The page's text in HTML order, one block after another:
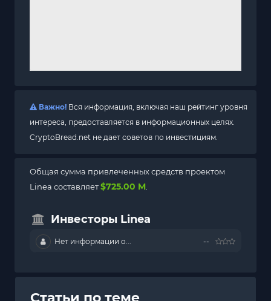
Важно! Вся информация, включая наш рейтинг уровня
интереса, предоставляется в информационных целях.
CryptoBread.net не дает советов по инвестициям.
Общая сумма привлеченных средств проектом
Linea составляет$725.00 M
Инвесторы Linea
Нет информации о... --
Статьи по теме